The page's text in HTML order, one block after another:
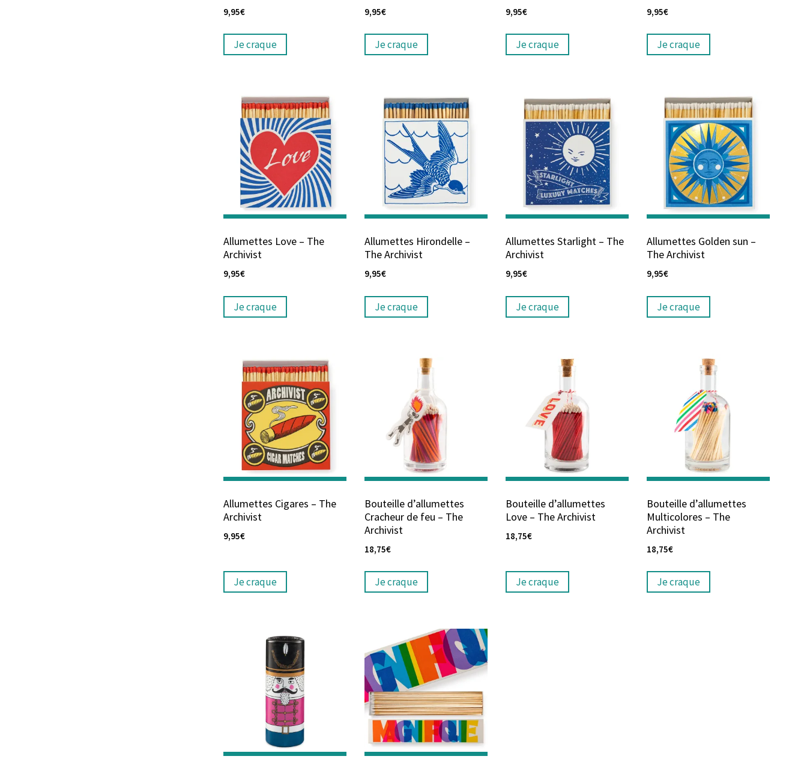
9,95€
Je craque
9,95€
Je craque
9,95€
Je craque
9,95€
Je craque
Allumettes Love – The
Archivist
9,95€
Je craque
Allumettes Hirondelle –
The Archivist
9,95€
Je craque
Allumettes Starlight – The
Archivist
9,95€
Je craque
Allumettes Golden sun –
The Archivist
9,95€
Je craque
Allumettes Cigares – The
Archivist
9,95€
Je craque
Bouteille d’allumettes
Cracheur de feu – The
Archivist
18,75€
Je craque
Bouteille d’allumettes
Love – The Archivist
18,75€
Je craque
Bouteille d’allumettes
Multicolores – The
Archivist
18,75€
Je craque